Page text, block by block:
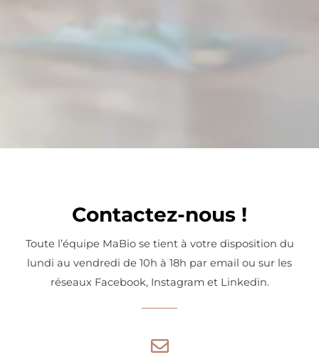
Contactez-nous !
Toute l’équipe MaBio se tient à votre disposition du
lundi au vendredi de 10h à 18h par email ou sur les
réseaux Facebook, Instagram et Linkedin.